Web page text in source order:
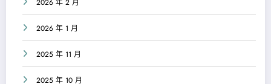
2026 年 2 月
2026 年 1 月
2025 年 11 月
2025 年 10 月